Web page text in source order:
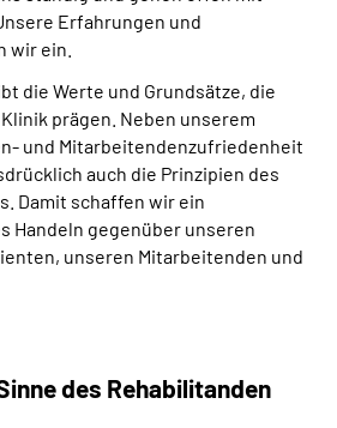
Erfahrungen und
wir ein.
die Werte und Grundsätze, die
prägen. Neben unserem
und Mitarbeitendenzufriedenheit
auch die Prinzipien des
Damit schaffen wir ein
Handeln gegenüber unseren
unseren Mitarbeitenden und
des Rehabilitanden